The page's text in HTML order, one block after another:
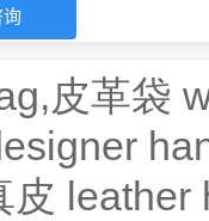
皮革袋
皮 leather